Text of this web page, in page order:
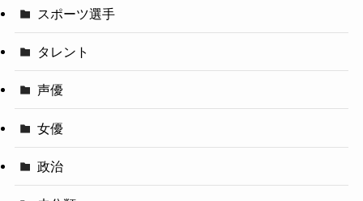
スポーツ選手
タレント
声優
女優
政治